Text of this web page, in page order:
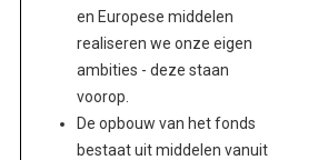
en Europese middelen
realiseren we onze eigen
ambities - deze staan
voorop.
De opbouw van het fonds
bestaat uit middelen vanuit